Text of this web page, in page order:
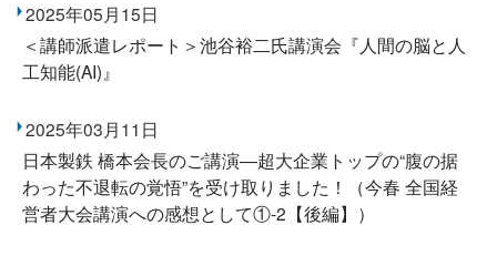
2025年05月15日
＜講師派遣レポート＞池谷裕二氏講演会『人間の脳と人
工知能(AI)』
2025年03月11日
日本製鉄 橋本会長のご講演―超大企業トップの“腹の据
わった不退転の覚悟”を受け取りました！（今春 全国経
営者大会講演への感想として①-2【後編】）